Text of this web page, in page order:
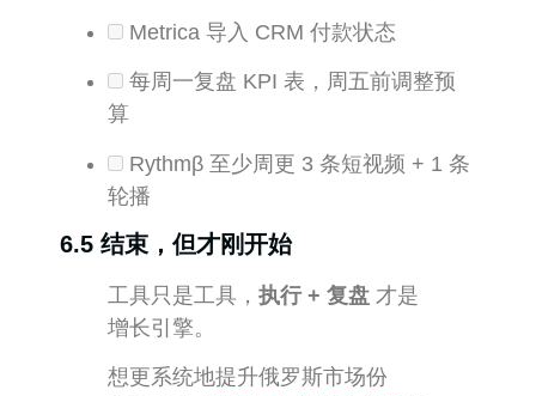
Metrica 导入 CRM 付款状态
每周一复盘 KPI 表，周五前调整预
算
Rythmβ 至少周更 3 条短视频 + 1 条
轮播
6.5 结束，但才刚开始
工具只是工具， 执行 + 复盘 才是
增长引擎。
想更系统地提升俄罗斯市场份